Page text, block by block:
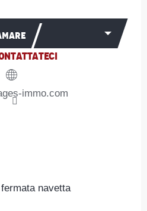
immo.com
navetta